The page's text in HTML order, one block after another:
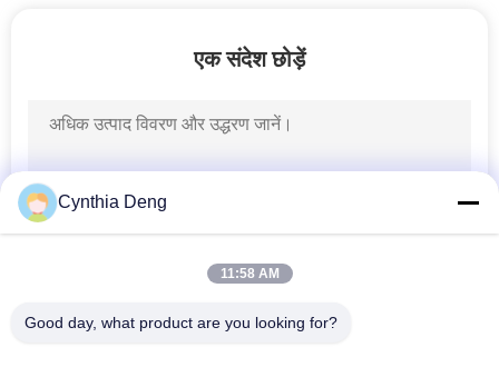
कार पावर बूट
4
एक संदेश छोड़ें
Cynthia Deng
11:58 AM
Good day, what product are you looking for?